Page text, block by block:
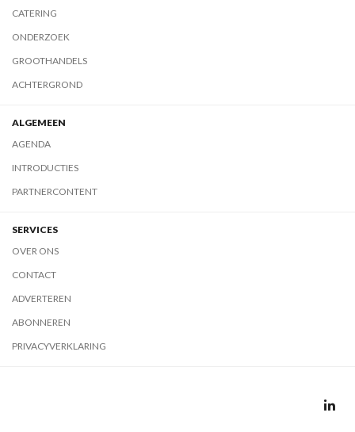
CATERING
ONDERZOEK
GROOTHANDELS
ACHTERGROND
ALGEMEEN
AGENDA
INTRODUCTIES
PARTNERCONTENT
SERVICES
OVER ONS
CONTACT
ADVERTEREN
ABONNEREN
PRIVACYVERKLARING